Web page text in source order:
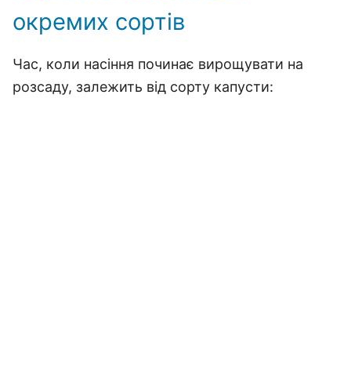
окремих сортів
Час, коли насіння починає вирощувати на
розсаду, залежить від сорту капусти: